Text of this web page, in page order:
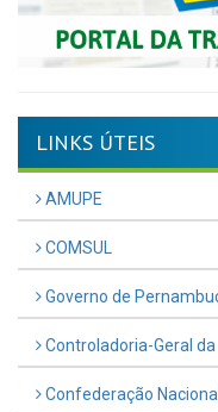
LINKS ÚTEIS
AMUPE
COMSUL
Governo de
Controladoria-Geral da
Confederação